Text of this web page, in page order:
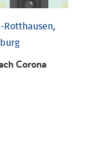
Rotthausen,
Corona